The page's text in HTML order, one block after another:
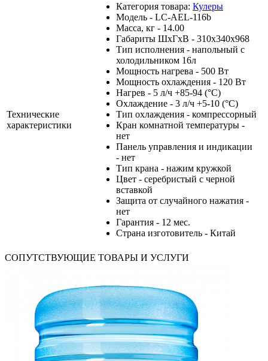
Технические
характеристики
Категория товара: Кулеры
Модель - LC-AEL-116b
Масса, кг - 14.00
Габариты ШхГхВ - 310x340x968
Тип исполнения - напольный с
холодильником 16л
Мощность нагрева - 500 Вт
Мощность охлаждения - 120 Вт
Нагрев - 5 л/ч +85-94 (°С)
Охлаждение - 3 л/ч +5-10 (°С)
Тип охлаждения - компрессорный
Кран комнатной температуры -
нет
Панель управления и индикации
- нет
Тип крана - нажим кружкой
Цвет - серебристый с черной
вставкой
Защита от случайного нажатия -
нет
Гарантия - 12 мес.
Страна изготовитель - Китай
СОПУТСТВУЮЩИЕ ТОВАРЫ И УСЛУГИ